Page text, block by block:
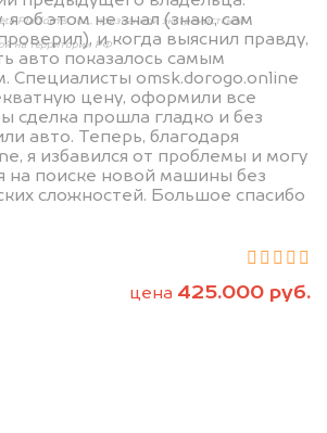
я об этом не знал (знаю, сам
и когда выяснил правду,
авто показалось самым
Специалисты omsk.dorogo.online
цену, оформили все
сделка прошла гладко и без
авто. Теперь, благодаря
я избавился от проблемы и могу
на поиске новой машины без
сложностей. Большое спасибо
цена 425.000 руб.
Platforms, Inc., признанной экстремистской
на территории РФ